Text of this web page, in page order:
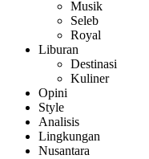
Musik
Seleb
Royal
Liburan
Destinasi
Kuliner
Opini
Style
Analisis
Lingkungan
Nusantara